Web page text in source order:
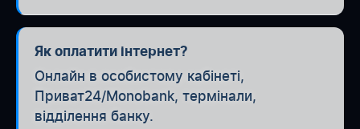
Як оплатити інтернет?
Онлайн в особистому кабінеті,
Приват24/Monobank, термінали,
відділення банку.